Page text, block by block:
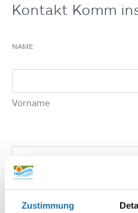
Zustimmung
Kontakt Komm
NAME
Vorname
Nachname